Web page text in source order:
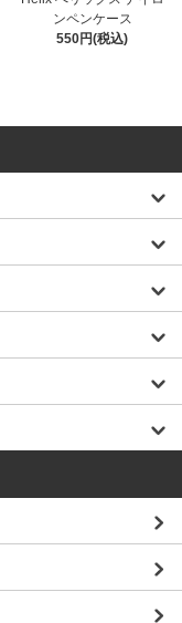
ンペンケース
550円(税込)